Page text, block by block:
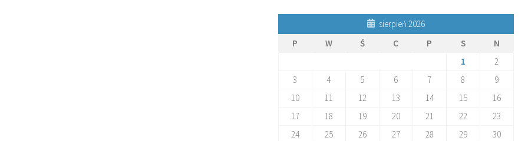
sierpień 2026
P
W Ś C P S
N
1
2
3
4 5 6 7 8
9
10
11 12 13 14 15
16
17
18 19 20 21 22
23
24
25 26 27 28 29
30